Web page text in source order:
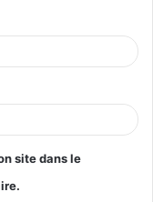
site dans le